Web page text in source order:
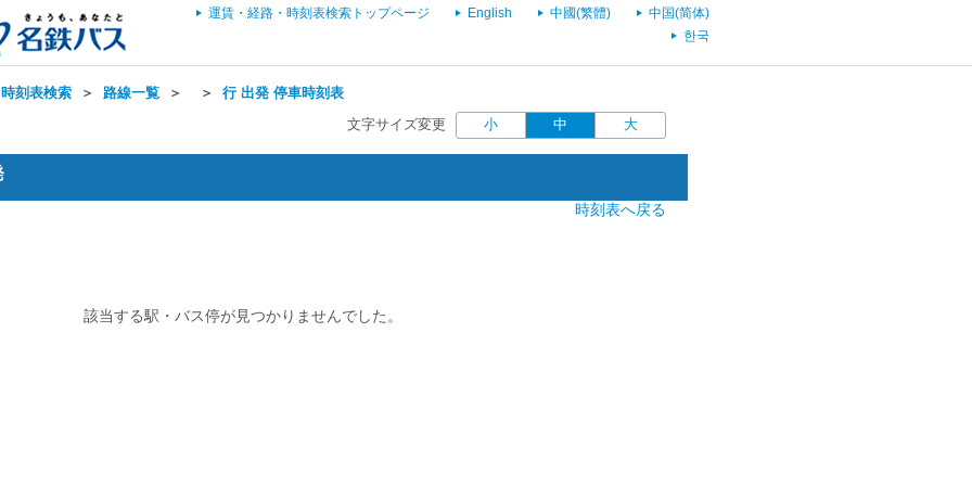
運賃・経路・時刻表検索トップページ English 中國(繁體)
中国(简体)
한국
刻表検索 ＞ 路線一覧 ＞ ＞ 行 出発 停車時刻表
文字サイズ変更 小 中 大
時刻表へ戻る
該当する駅・バス停が見つかりませんでした。